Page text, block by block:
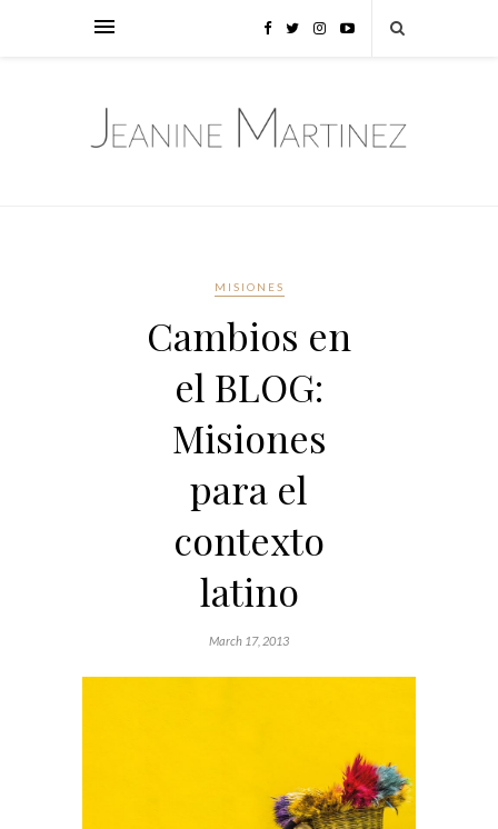
MISIONES
Cambios en
el BLOG:
Misiones
para el
contexto
latino
March 17, 2013